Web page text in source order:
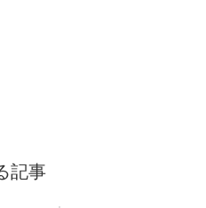
記事